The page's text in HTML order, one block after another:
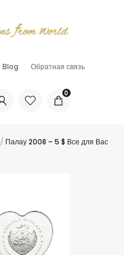
Blog Обратная связь
0
/ Палау 2008 – 5 $ Все для Вас